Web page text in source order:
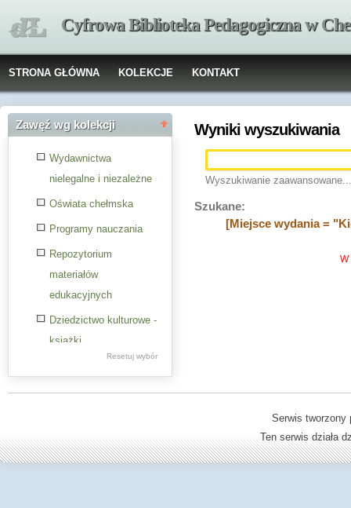
Cyfrowa Biblioteka Pedagogiczna w
STRONA GŁÓWNA KOLEKCJE KONTAKT
Zawęź wg kolekcji
Wydawnictwa
nielegalne i niezależne
Oświata chełmska
Programy nauczania
Repozytorium
materiałów
edukacyjnych
Dziedzictwo kulturowe -
książki
Resetuj wybór
Wyniki wyszukiwania
Wyszukiwanie zaawansowane...
Szukane:
[Miejsce wydania =
W
Serwis
Ten serwis działa